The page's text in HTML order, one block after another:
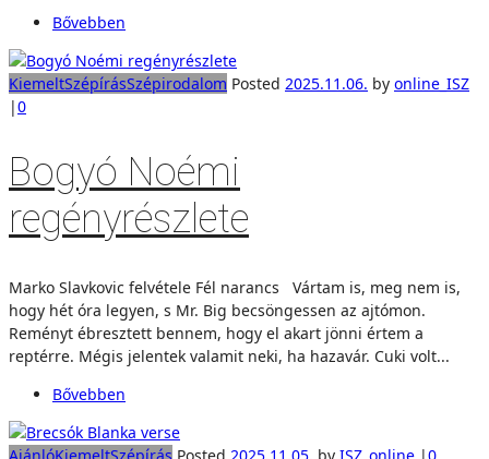
Bővebben
KiemeltSzépírásSzépirodalom Posted 2025.11.06. by online_ISZ
|0
Bogyó Noémi
regényrészlete
Marko Slavkovic felvétele Fél narancs Vártam is, meg nem is,
hogy hét óra legyen, s Mr. Big becsöngessen az ajtómon.
Reményt ébresztett bennem, hogy el akart jönni értem a
reptérre. Mégis jelentek valamit neki, ha hazavár. Cuki volt...
Bővebben